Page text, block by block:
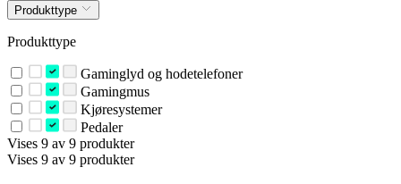
Produkttype
Produkttype
Gaminglyd og hodetelefoner
Gamingmus
Kjøresystemer
Pedaler
Vises 9 av 9 produkter
Vises 9 av 9 produkter